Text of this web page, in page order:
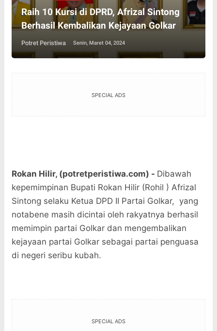
Raih 10 Kursi di DPRD, Afrizal Sintong
Berhasil Kembalikan Kejayaan Golkar
Potret Peristiwa Senin, Maret 04, 2024
SPECIAL ADS
Rokan Hilir, (potretperistiwa.com) - Dibawah
kepemimpinan Bupati Rokan Hilir (Rohil ) Afrizal
Sintong selaku Ketua DPD II Partai Golkar, yang
notabene masih dicintai oleh rakyatnya berhasil
memimpin partai Golkar dan mengembalikan
kejayaan partai Golkar sebagai partai penguasa
di negeri seribu kubah.
SPECIAL ADS